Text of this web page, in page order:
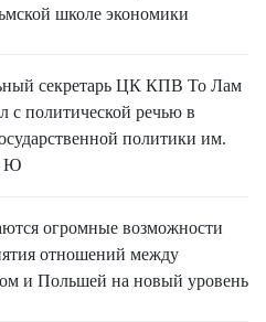
ПОЖАЛОВАТЬ ВО
ДРУЖБЫ
И МАТЕРИАЛЫ
школе экономики
секретарь ЦК КПВ То Лам
с политической речью в
политики им.
Ю
огромные возможности
отношений между
и Польшей на новый уровень